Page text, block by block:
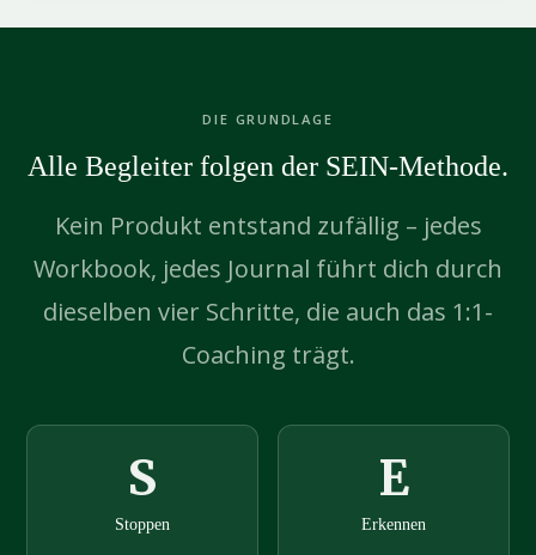
DIE GRUNDLAGE
Alle Begleiter folgen der SEIN-Methode.
Kein Produkt entstand zufällig – jedes
Workbook, jedes Journal führt dich durch
dieselben vier Schritte, die auch das 1:1-
Coaching trägt.
S
Stoppen
E
Erkennen